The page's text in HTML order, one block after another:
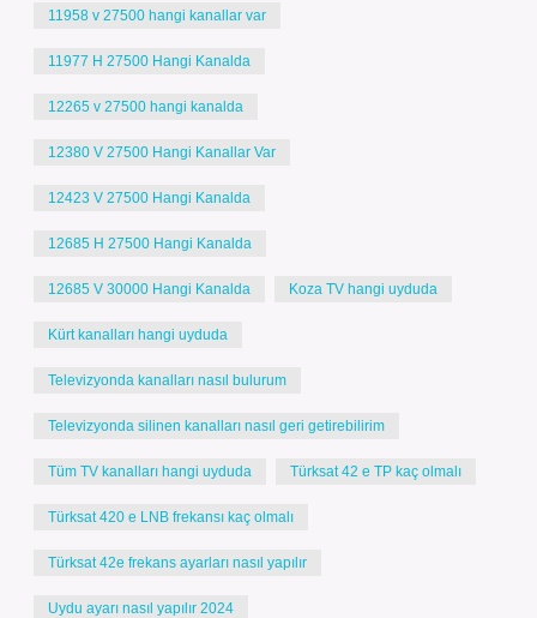
11958 v 27500 hangi kanallar var
11977 H 27500 Hangi Kanalda
12265 v 27500 hangi kanalda
12380 V 27500 Hangi Kanallar Var
12423 V 27500 Hangi Kanalda
12685 H 27500 Hangi Kanalda
12685 V 30000 Hangi Kanalda Koza TV hangi uyduda
Kürt kanalları hangi uyduda
Televizyonda kanalları nasıl bulurum
Televizyonda silinen kanalları nasıl geri getirebilirim
Tüm TV kanalları hangi uyduda Türksat 42 e TP kaç olmalı
Türksat 420 e LNB frekansı kaç olmalı
Türksat 42e frekans ayarları nasıl yapılır
Uydu ayarı nasıl yapılır 2024